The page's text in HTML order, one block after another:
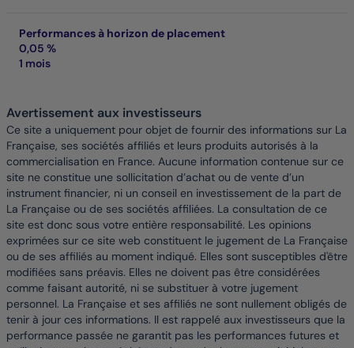
Performances à horizon de placement
0,05 %
1 mois
Avertissement aux investisseurs
Ce site a uniquement pour objet de fournir des informations sur La
Française, ses sociétés affiliés et leurs produits autorisés à la
commercialisation en France. Aucune information contenue sur ce
site ne constitue une sollicitation d’achat ou de vente d’un
instrument financier, ni un conseil en investissement de la part de
La Française ou de ses sociétés affiliées. La consultation de ce
site est donc sous votre entière responsabilité. Les opinions
exprimées sur ce site web constituent le jugement de La Française
ou de ses affiliés au moment indiqué. Elles sont susceptibles d'être
modifiées sans préavis. Elles ne doivent pas être considérées
comme faisant autorité, ni se substituer à votre jugement
personnel. La Française et ses affiliés ne sont nullement obligés de
tenir à jour ces informations. Il est rappelé aux investisseurs que la
performance passée ne garantit pas les performances futures et